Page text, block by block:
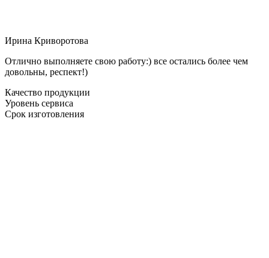
Ирина Криворотова
Отлично выполняете свою работу:) все остались более чем
довольны, респект!)
Качество продукции
Уровень сервиса
Срок изготовления